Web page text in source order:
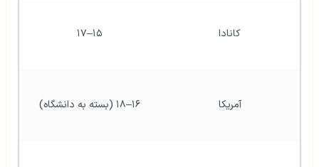
کانادا ۱۵–۱۷
آمریکا ۱۶–۱۸ (بسته به دانشگاه)